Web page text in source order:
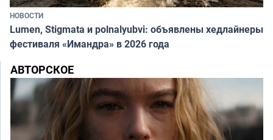
НОВОСТИ
Lumen, Stigmata и polnalyubvi: объявлены хедлайнеры
фестиваля «Имандра» в 2026 года
АВТОРСКОЕ